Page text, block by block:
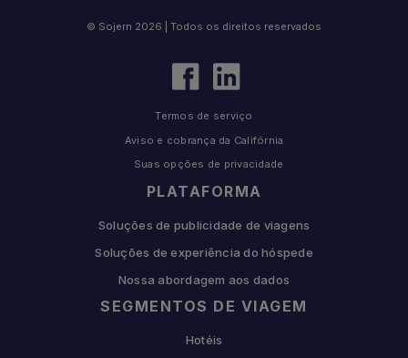
PLATAFORMA
Soluções de publicidade de viagens
Soluções de experiência do hóspede
Nossa abordagem aos dados
SEGMENTOS DE VIAGEM
Hotéis
© Sojern 2026 | Todos os direitos reservados
Termos de serviço
Aviso e cobrança da Califórnia
Suas opções de privacidade